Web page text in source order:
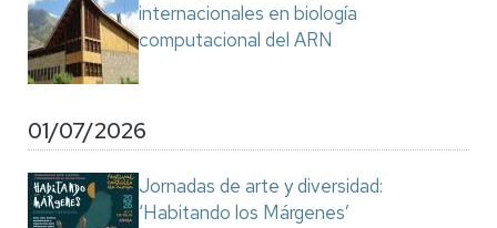
internacionales en biología
computacional del ARN
01/07/2026
Jornadas de arte y diversidad:
‘Habitando los Márgenes’